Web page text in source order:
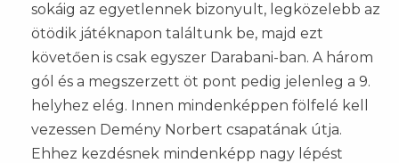
sokáig az egyetlennek bizonyult, legközelebb az
ötödik játéknapon találtunk be, majd ezt
követően is csak egyszer Darabani-ban. A három
gól és a megszerzett öt pont pedig jelenleg a 9.
helyhez elég. Innen mindenképpen fölfelé kell
vezessen Demény Norbert csapatának útja.
Ehhez kezdésnek mindenképp nagy lépést